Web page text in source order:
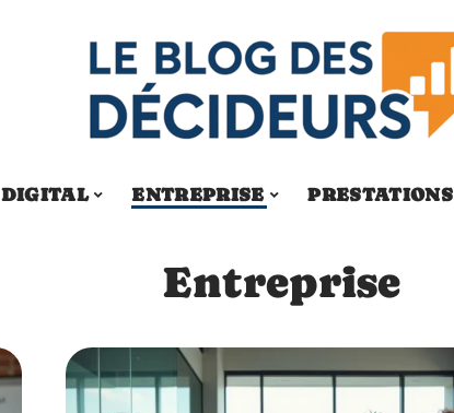
DIGITAL ENTREPRISE PRESTATIONS
Entreprise